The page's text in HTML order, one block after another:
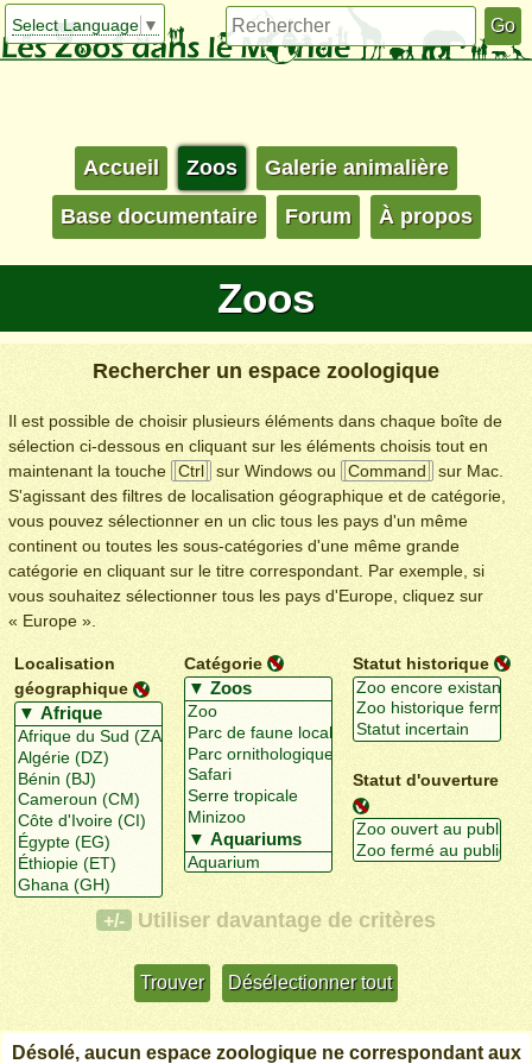
Select Language ▼
Accueil Zoos Galerie animalière
Base documentaire Forum À propos
Zoos
Rechercher un espace zoologique
Il est possible de choisir plusieurs éléments dans chaque boîte de
sélection ci-dessous en cliquant sur les éléments choisis tout en
maintenant la touche
Ctrl sur Windows ou Command
sur Mac.
S'agissant des filtres de localisation géographique et de catégorie,
vous pouvez sélectionner en un clic tous les pays d'un même
continent ou toutes les sous-catégories d'une même grande
catégorie en cliquant sur le titre correspondant. Par exemple, si
vous souhaitez sélectionner tous les pays d'Europe, cliquez sur
« Europe ».
Localisation
géographique
Catégorie Statut historique
Statut d'ouverture
+/- Utiliser davantage de critères
Désolé, aucun espace zoologique ne correspondant aux